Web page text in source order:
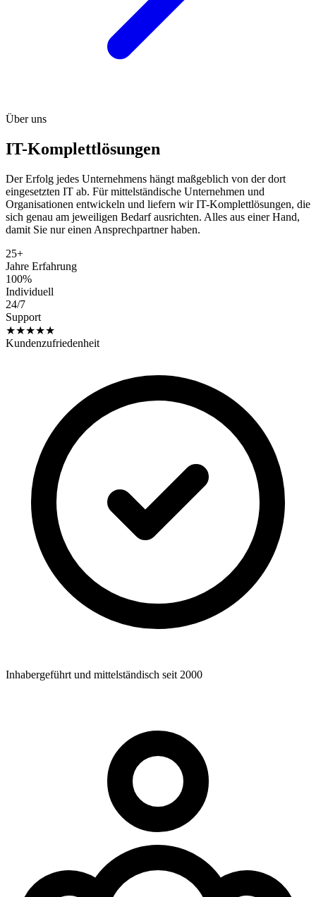
Über uns
IT-Komplettlösungen
Der Erfolg jedes Unternehmens hängt maßgeblich von der dort
eingesetzten IT ab. Für mittelständische Unternehmen und
Organisationen entwickeln und liefern wir IT-Komplettlösungen, die
sich genau am jeweiligen Bedarf ausrichten. Alles aus einer Hand,
damit Sie nur einen Ansprechpartner haben.
25+
Jahre Erfahrung
100%
Individuell
24/7
Support
★★★★★
Kundenzufriedenheit
Inhabergeführt und mittelständisch seit 2000